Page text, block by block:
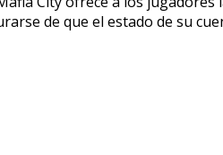
de que el estado de su